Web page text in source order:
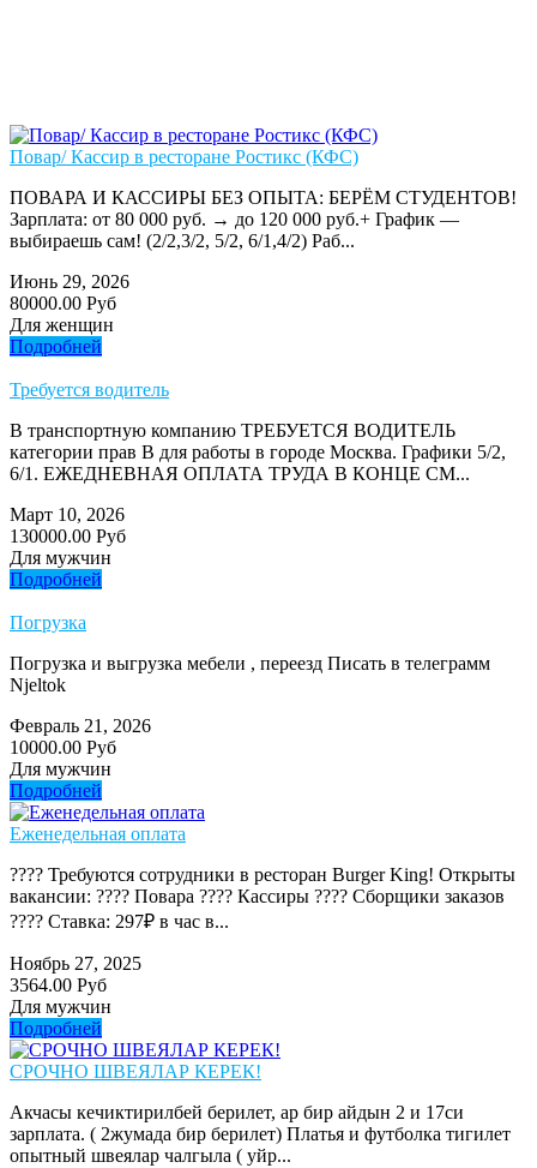
Повар/ Кассир в ресторане Ростикс (КФС)
ПОВАРА И КАССИРЫ БЕЗ ОПЫТА: БЕРЁМ СТУДЕНТОВ!
Зарплата: от 80 000 руб. → до 120 000 руб.+ График —
выбираешь сам! (2/2,3/2, 5/2, 6/1,4/2) Раб...
Июнь 29, 2026
80000.00 Руб
Для женщин
Подробней
Требуется водитель
В транспортную компанию ТРЕБУЕТСЯ ВОДИТЕЛЬ
категории прав В для работы в городе Москва. Графики 5/2,
6/1. ЕЖЕДНЕВНАЯ ОПЛАТА ТРУДА В КОНЦЕ СМ...
Март 10, 2026
130000.00 Руб
Для мужчин
Подробней
Погрузка
Погрузка и выгрузка мебели , переезд Писать в телеграмм
Njeltok
Февраль 21, 2026
10000.00 Руб
Для мужчин
Подробней
Еженедельная оплата
???? Требуются сотрудники в ресторан Burger King! Открыты
вакансии: ???? Повара ???? Кассиры ???? Сборщики заказов
???? Ставка: 297₽ в час в...
Ноябрь 27, 2025
3564.00 Руб
Для мужчин
Подробней
СРОЧНО ШВЕЯЛАР КЕРЕК!
Акчасы кечиктирилбей берилет, ар бир айдын 2 и 17си
зарплата. ( 2жумада бир берилет) Платья и футболка тигилет
опытный швеялар чалгыла ( уйр...